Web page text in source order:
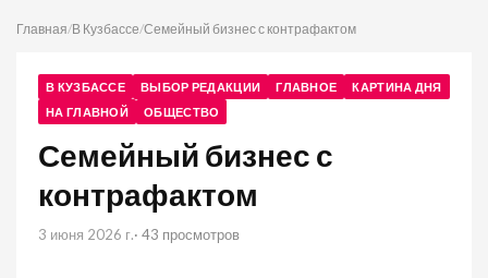
Главная/В Кузбассе/Семейный бизнес с контрафактом
В КУЗБАССЕ ВЫБОР РЕДАКЦИИ ГЛАВНОЕ
КАРТИНА ДНЯ
НА ГЛАВНОЙ
ОБЩЕСТВО
Семейный бизнес с
контрафактом
3 июня 2026 г.· 43 просмотров